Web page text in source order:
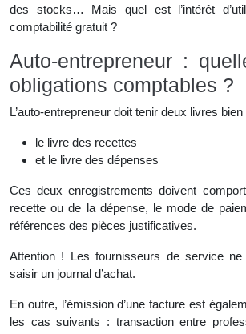
des stocks… Mais quel est l’intérêt
comptabilité gratuit ?
Auto-entrepreneur :
obligations comptables ?
L’auto-entrepreneur doit tenir deux livres
le livre des recettes
et le livre des dépenses
Ces deux enregistrements doivent
recette ou de la dépense, le mode de
références des pièces justificatives.
Attention ! Les fournisseurs de service
saisir un journal d’achat.
En outre, l’émission d’une facture est
les cas suivants : transaction entre